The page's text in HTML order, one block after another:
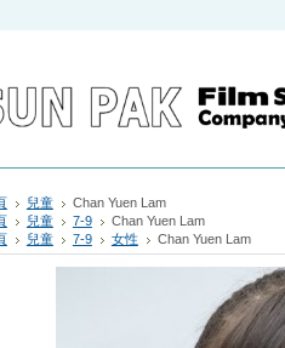
兒童
Chan Yuen Lam
兒童 7-9
Chan Yuen Lam
兒童 7-9 女性 Chan Yuen Lam